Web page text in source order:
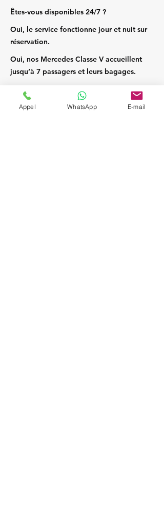
Êtes‑vous disponibles 24/7 ?
Oui, le service fonctionne jour et nuit sur
réservation.
Oui, nos Mercedes Classe V accueillent
jusqu’à 7 passagers et leurs bagages.
Appel WhatsApp E-mail